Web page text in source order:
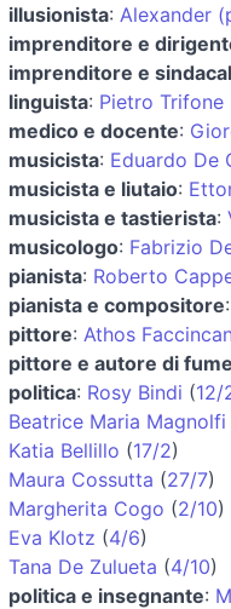
illusionista: Alexander
imprenditore e
imprenditore e
linguista: Pietro Trifone
medico e docente:
musicista: Eduardo De
musicista e liutaio:
musicista e tastierista:
musicologo: Fabrizio
pianista: Roberto
pianista e compositore:
pittore: Athos
pittore e autore di
politica: Rosy Bindi (12/
Beatrice Maria Magnolfi
Katia Bellillo (17/2)
Maura Cossutta (27/7)
Margherita Cogo (2/10)
Eva Klotz (4/6)
Tana De Zulueta (4/10)
politica e insegnante: